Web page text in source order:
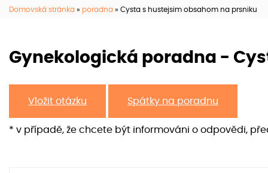
Domovská stránka » poradna » Cysta s hustejsim obsahom na prsniku
Gynekologická poradna -
Vložit otázku Spátky na poradnu
* v případě, že chcete být informováni o odpovědi,